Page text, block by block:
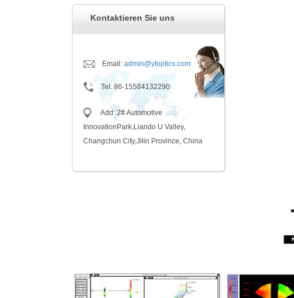
Kontaktieren Sie uns
Email: admin@ytoptics.com
Tel :86-15584132290
Add: 2# Automotive
InnovationPark,Liando U Valley,
Changchun City,Jilin Province, China